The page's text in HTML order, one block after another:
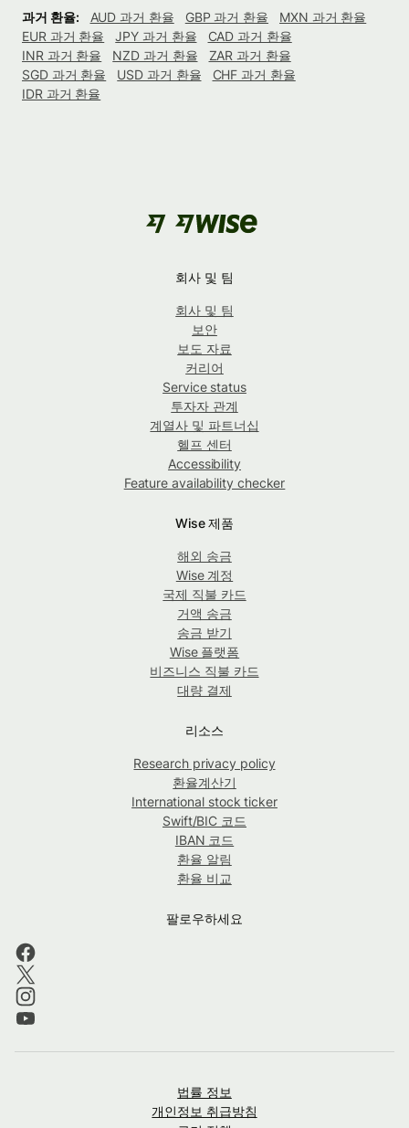
과거 환율: AUD 과거 환율 GBP 과거 환율
MXN 과거 환율
EUR 과거 환율
JPY 과거 환율
CAD 과거 환율
INR 과거 환율
NZD 과거 환율
ZAR 과거 환율
SGD 과거 환율
USD 과거 환율
CHF 과거 환율
IDR 과거 환율
회사 및 팀
회사 및 팀
보안
보도 자료
커리어
Service status
투자자 관계
계열사 및 파트너십
헬프 센터
Accessibility
Feature availability checker
Wise 제품
해외 송금
Wise 계정
국제 직불 카드
거액 송금
송금 받기
Wise 플랫폼
비즈니스 직불 카드
대량 결제
리소스
Research privacy policy
환율계산기
International stock ticker
Swift/BIC 코드
IBAN 코드
환율 알림
환율 비교
팔로우하세요
법률 정보
개인정보 취급방침